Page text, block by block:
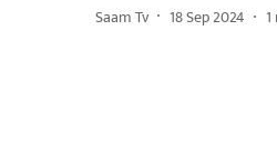
Saam Tv 18 Sep 2024 1